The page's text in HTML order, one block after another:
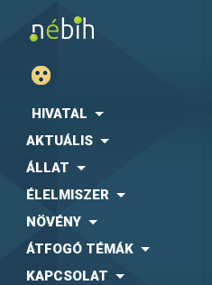
HIVATAL
AKTUÁLIS
ÁLLAT
ÉLELMISZER
NÖVÉNY
ÁTFOGÓ TÉMÁK
KAPCSOLAT